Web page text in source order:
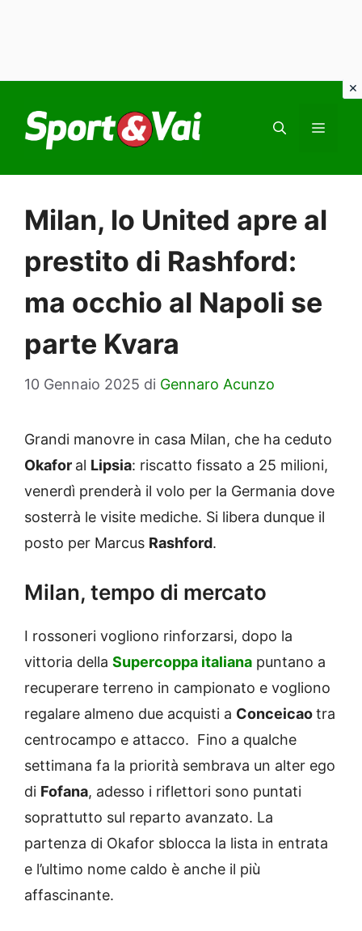
contenuto
Milan, lo United apre al
prestito di Rashford:
ma occhio al Napoli se
parte Kvara
10 Gennaio 2025 di Gennaro Acunzo
Grandi manovre in casa Milan, che ha ceduto
Okafor al Lipsia: riscatto fissato a 25 milioni,
venerdì prenderà il volo per la Germania dove
sosterrà le visite mediche. Si libera dunque il
posto per Marcus Rashford.
Milan, tempo di mercato
I rossoneri vogliono rinforzarsi, dopo la
vittoria della Supercoppa italiana puntano a
recuperare terreno in campionato e vogliono
regalare almeno due acquisti a Conceicaotra
centrocampo e attacco. Fino a qualche
settimana fa la priorità sembrava un alter ego
di Fofana, adesso i riflettori sono puntati
soprattutto sul reparto avanzato. La
partenza di Okafor sblocca la lista in entrata
e l’ultimo nome caldo è anche il più
affascinante.